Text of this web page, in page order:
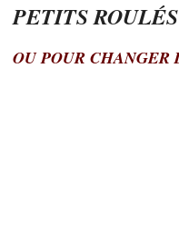
PETITS
OU POUR CHANGER